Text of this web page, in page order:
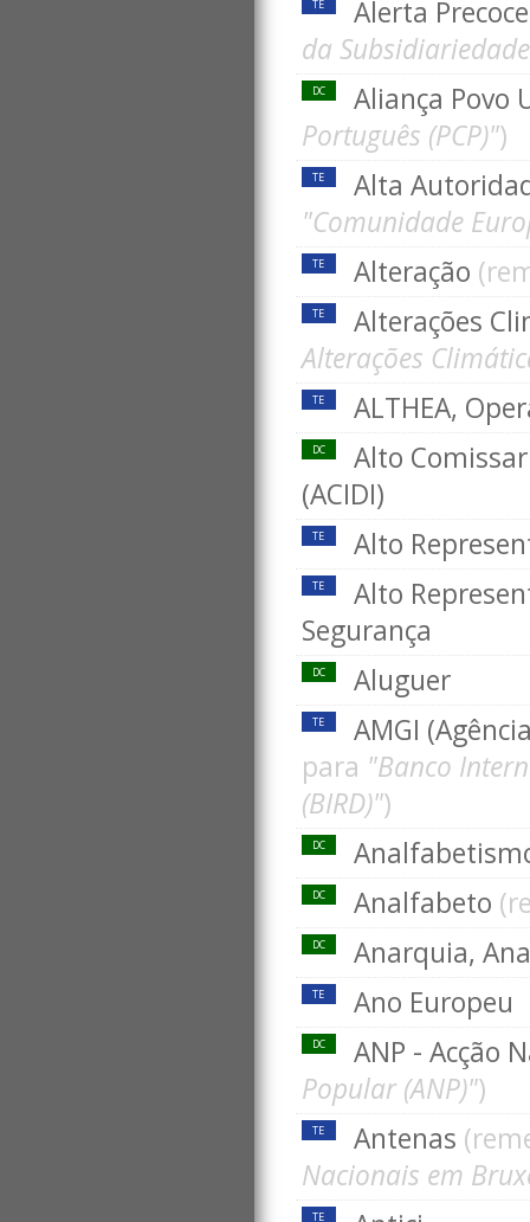
TE
Alerta
da
DC
Aliança Povo
Português (PCP)")
TE
Alta
"Comunidade
TE Alteração
TE
Alterações
Alterações
TE ALTHEA,
DC
Alto
(ACIDI)
TE Alto
TE
Alto
Segurança
DC Aluguer
TE
AMGI
para "Banco
(BIRD)")
DC
DC Analfabeto
DC Anarquia,
TE Ano Europeu
DC
ANP - Acção
Popular (ANP)")
TE Antenas
Nacionais em
TE